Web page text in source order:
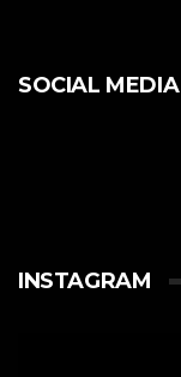
SOCIAL MEDIA
INSTAGRAM